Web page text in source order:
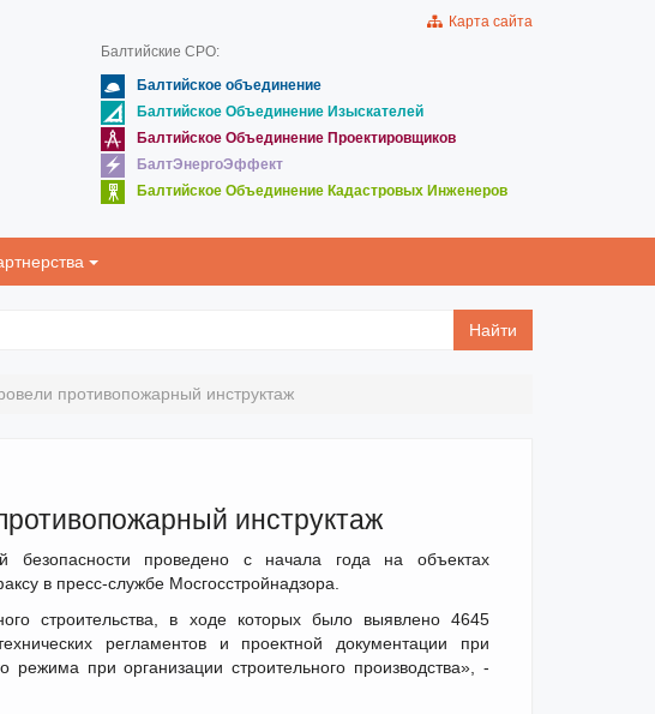
Карта сайта
Балтийские СРО:
Балтийское объединение
Балтийское Объединение Изыскателей
Балтийское Объединение Проектировщиков
БалтЭнергоЭффект
Балтийское Объединение Кадастровых Инженеров
Найти
противопожарный инструктаж
инструктаж
безопасности проведено с начала года на объектах
в пресс-службе Мосгосстройнадзора.
строительства, в ходе которых было выявлено 4645
регламентов и проектной документации при
при организации строительного производства», -